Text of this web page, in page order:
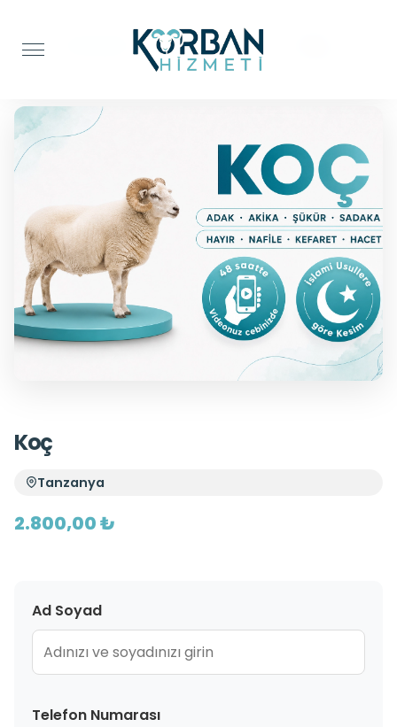
Adak Kurbanı
Koç
Tanzanya
2.800,00 ₺
Ad Soyad
Telefon Numarası